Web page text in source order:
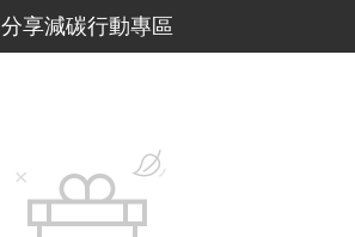
分享減碳行動專區